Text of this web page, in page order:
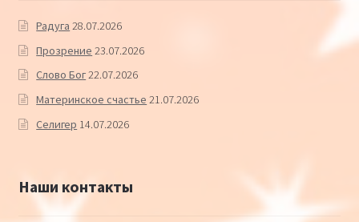
Радуга 28.07.2026
Прозрение 23.07.2026
Слово Бог22.07.2026
Материнское счастье 21.07.2026
Селигер 14.07.2026
Наши контакты